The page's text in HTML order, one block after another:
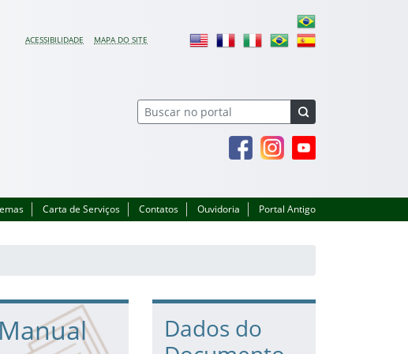
ACESSIBILIDADE MAPA DO SITE
FacebookInstagramYoutube
Carta de Serviços Contatos Ouvidoria Portal Antigo
Dados do